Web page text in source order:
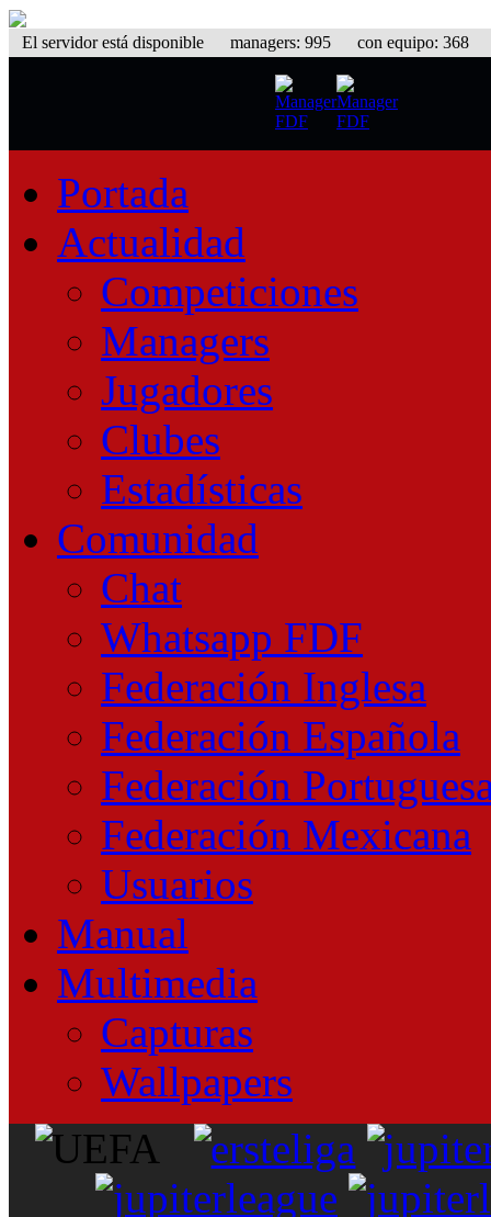
El servidor está disponible managers: 995 con equipo: 368
Portada
Actualidad
Competiciones
Managers
Jugadores
Clubes
Estadísticas
Comunidad
Chat
Whatsapp FDF
Federación Inglesa
Federación Española
Federación
Federación Mexicana
Usuarios
Manual
Multimedia
Capturas
Wallpapers